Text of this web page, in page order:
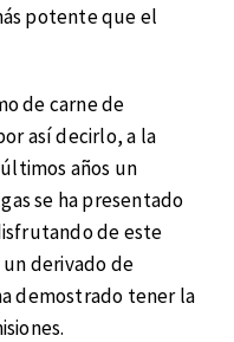
potente que el
de carne de
así decirlo, a la
años un
se ha presentado
de este
derivado de
demostrado tener la